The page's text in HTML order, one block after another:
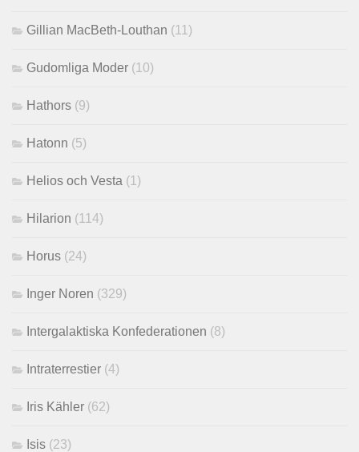
Gillian MacBeth-Louthan (11)
Gudomliga Moder (10)
Hathors (9)
Hatonn (5)
Helios och Vesta (1)
Hilarion (114)
Horus (24)
Inger Noren (329)
Intergalaktiska Konfederationen (8)
Intraterrestier (4)
Iris Kähler (62)
Isis (23)